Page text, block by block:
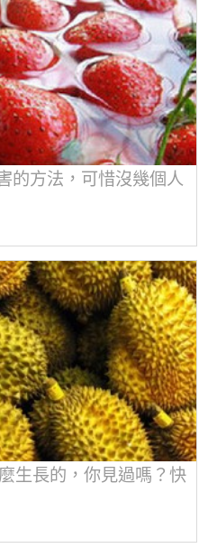
的方法，可惜沒幾個人
生長的，你見過嗎？快